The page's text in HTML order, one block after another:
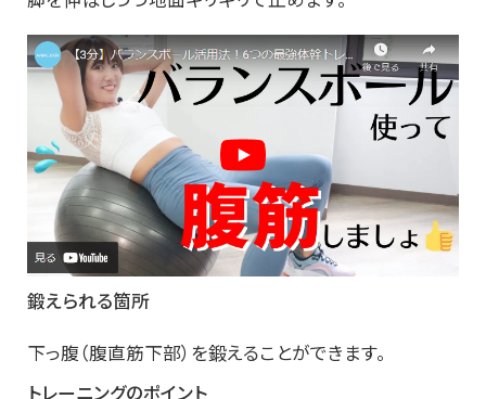
鍛えられる箇所
下っ腹（腹直筋下部）を鍛えることができます。
トレーニングのポイント